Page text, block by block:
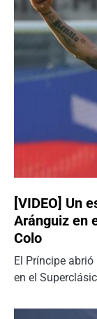
[VIDEO] Un
Aránguiz en
Colo
El Príncipe
en el